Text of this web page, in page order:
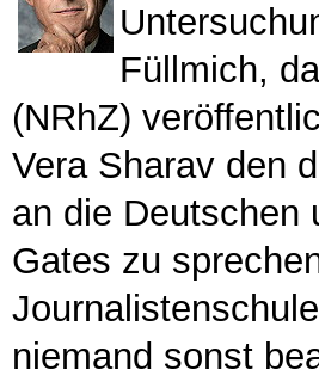
Füllmich,
(NRhZ)
Vera Sharav den
an die Deutschen
Gates zu
niemand sonst